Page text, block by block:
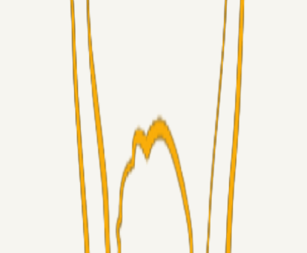
Horsens - Brøndby billet
Alt det andet
Chrisdinho88 05. aug. 2026
Bange anelser
Superliga-truppen
05. aug. 2026
Kommer Jobbe hjem?
05. aug. 2026
Brøndby-TV og u-19
04. aug. 2026
5. Forudsigelser op til Horsens kampen.